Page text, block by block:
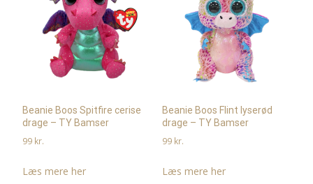
Beanie Boos Spitfire cerise
drage – TY Bamser
99 kr.
Læs mere her
Beanie Boos Flint lyserød
drage – TY Bamser
99 kr.
Læs mere her